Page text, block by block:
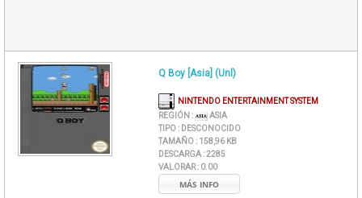
Q Boy [Asia] (Unl)
NINTENDO ENTERTAINMENT SYSTEM
REGIÓN :
ASIA
TIPO : DESCONOCIDO
TAMAÑO : 158,96 KB
DESCARGA :2285
VALORAR : 0.00
MÁS INFO